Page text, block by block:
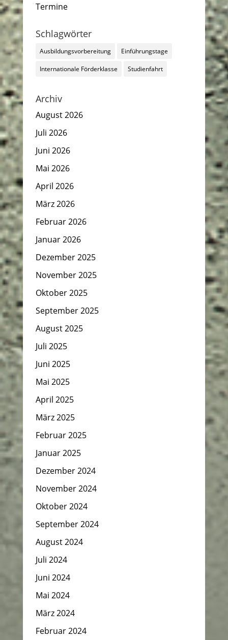
Termine
Schlagwörter
Ausbildungsvorbereitung Einführungstage
Internationale Förderklasse Studienfahrt
Archiv
August 2026
Juli 2026
Juni 2026
Mai 2026
April 2026
März 2026
Februar 2026
Januar 2026
Dezember 2025
November 2025
Oktober 2025
September 2025
August 2025
Juli 2025
Juni 2025
Mai 2025
April 2025
März 2025
Februar 2025
Januar 2025
Dezember 2024
November 2024
Oktober 2024
September 2024
August 2024
Juli 2024
Juni 2024
Mai 2024
März 2024
Februar 2024